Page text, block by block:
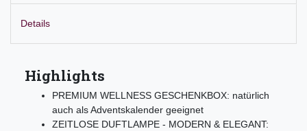
Details
Highlights
PREMIUM WELLNESS GESCHENKBOX: natürlich
auch als Adventskalender geeignet
ZEITLOSE DUFTLAMPE - MODERN & ELEGANT: